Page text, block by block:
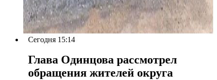
Сегодня 15:14
Глава Одинцова рассмотрел
обращения жителей округа